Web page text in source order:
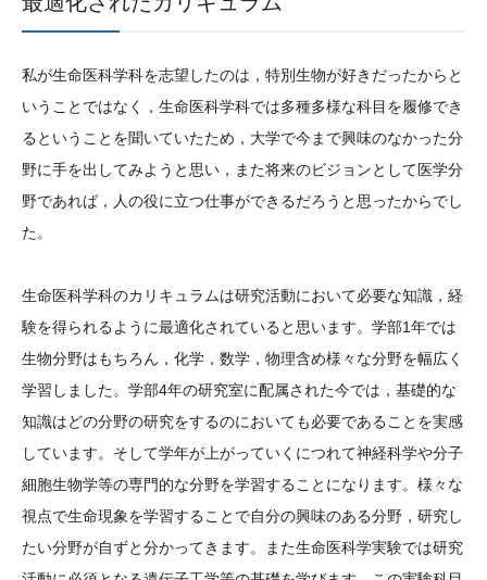
私が生命医科学科を志望したのは，特別生物が好きだったからと
いうことではなく，生命医科学科では多種多様な科目を履修でき
るということを聞いていたため，大学で今まで興味のなかった分
野に手を出してみようと思い，また将来のビジョンとして医学分
野であれば，人の役に立つ仕事ができるだろうと思ったからでし
た。
生命医科学科のカリキュラムは研究活動において必要な知識，経
験を得られるように最適化されていると思います。学部1年では
生物分野はもちろん，化学，数学，物理含め様々な分野を幅広く
学習しました。学部4年の研究室に配属された今では，基礎的な
知識はどの分野の研究をするのにおいても必要であることを実感
しています。そして学年が上がっていくにつれて神経科学や分子
細胞生物学等の専門的な分野を学習することになります。様々な
視点で生命現象を学習することで自分の興味のある分野，研究し
たい分野が自ずと分かってきます。また生命医科学実験では研究